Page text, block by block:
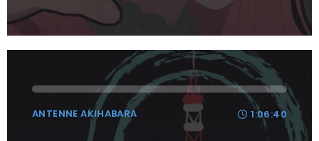
ANTENNE AKIHABARA 1:06:40